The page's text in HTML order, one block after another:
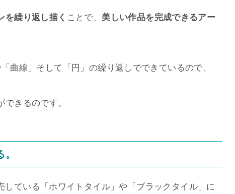
を繰り返し描く ことで、 美しい作品を完成できるアー
曲線」そして「円」の繰り返しでできているので、
きるのです。
ている「ホワイトタイル」や「ブラックタイル」に